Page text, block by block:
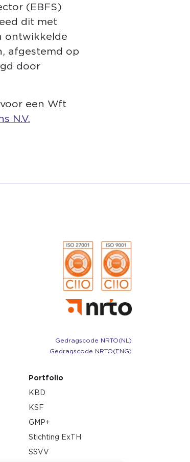
(EBFS)
dit met
ontwikkelde
afgestemd op
door
een Wft
N.V.
Portfolio
KBD
KSF
GMP+
Stichting ExTH
SSVV
Gedragscode NRTO (NL)
Gedragscode NRTO (ENG)